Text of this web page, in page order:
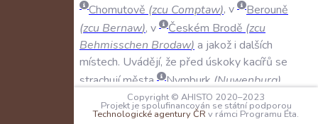
Chomutově (zcu Comptaw), v
Berouně
(zcu Bernaw), v Českém Brodě (zcu
Behmisschen Brodaw) a jakoži dalších
místech. Uvádějí, že před úskokykacířů se
strachujíměsta Nymburk (Nuwenburg)
Kolín
( Collen au derElw) a KutnáHora
bergzcu Cutthen).Vyzývají k pomoci,kterou
Copyright © AHISTO 2020–2023
Projekt je spolufinancován se státní podporou
Technologické agentury ČR v rámci Programu Éta.